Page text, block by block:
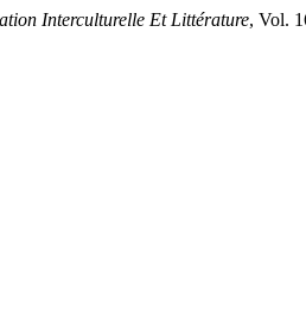
Interculturelle Et Littérature, Vol.